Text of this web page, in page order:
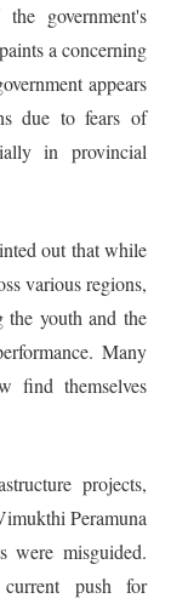
government's
a concerning
appears
due to fears of
in provincial
out that while
various regions,
the youth and the
Many
find themselves
projects,
Peramuna
were misguided.
current push for